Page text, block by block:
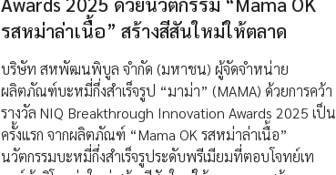
รสหม่าล่าเนื้อ” สร้างสีสันใหม่ให้ตลาด
บริษัท สหพัฒนพิบูล จำกัด (มหาชน) ผู้จัดจำหน่าย
ผลิตภัณฑ์บะหมี่กึ่งสำเร็จรูป “มาม่า” (MAMA) ด้วยการคว้า
รางวัล NIQ Breakthrough Innovation Awards 2025 เป็น
ครั้งแรก จากผลิตภัณฑ์ “Mama OK รสหม่าล่าเนื้อ”
นวัตกรรมบะหมี่กึ่งสำเร็จรูประดับพรีเมียมที่ตอบโจทย์เท